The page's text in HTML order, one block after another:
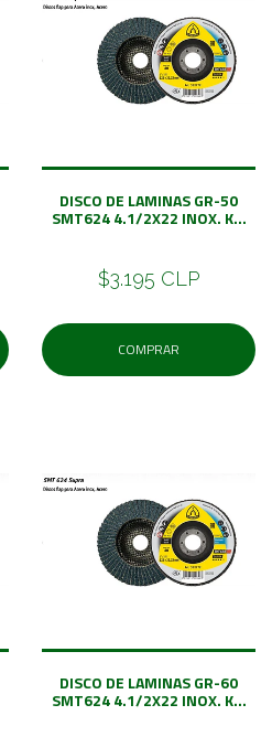
DISCO DE LAMINAS GR-50
SMT624 4.1/2X22 INOX. K...
$3.195 CLP
COMPRAR
DISCO DE LAMINAS GR-60
SMT624 4.1/2X22 INOX. K...